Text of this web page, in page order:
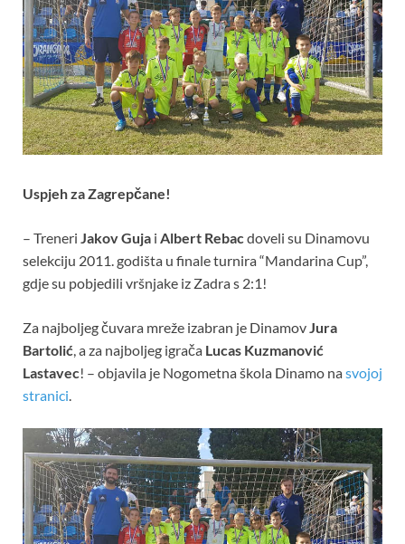
Uspjeh za Zagrepčane!
– Treneri Jakov Guja i Albert Rebac doveli su Dinamovu
selekciju 2011. godišta u finale turnira “Mandarina Cup”,
gdje su pobjedili vršnjake iz Zadra s 2:1!
Za najboljeg čuvara mreže izabran je Dinamov Jura
Bartolić , a za najboljeg igrača Lucas Kuzmanović
Lastavec! – objavila je Nogometna škola Dinamo nasvojoj
stranici